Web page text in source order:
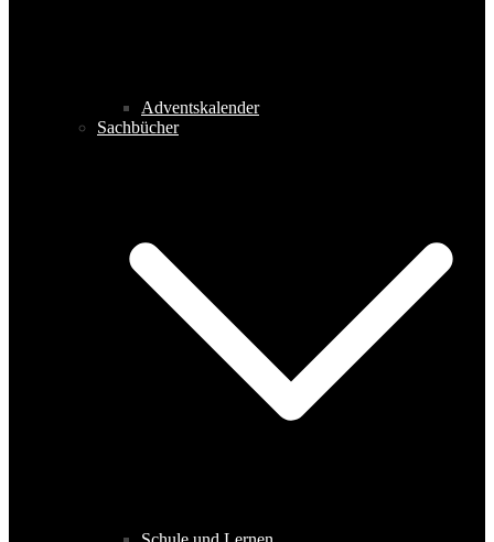
Adventskalender
Sachbücher